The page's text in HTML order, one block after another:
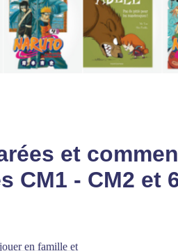
et
CM1 - CM2 et
en famille et